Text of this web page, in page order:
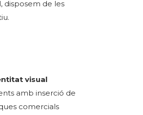
disposem de les
visual
amb inserció de
comercials